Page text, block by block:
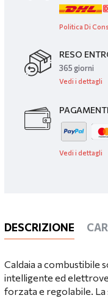
Politica Di
RESO
365 giorni
Vedi i dettagli
Vedi i dettagli
DESCRIZIONE
Caldaia a combustibile
intelligente ed
forzata e regolabile. La